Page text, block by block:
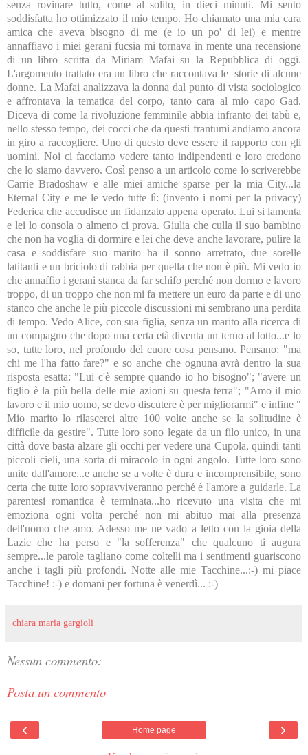
senza rovinare tutto, come al solito, in dieci minuti. Mi sento
soddisfatta ho ottimizzato il mio tempo. Ho chiamato una mia cara
amica che aveva bisogno di me (e io un po' di lei) e mentre
annaffiavo i miei gerani fucsia mi tornava in mente una recensione
di un libro scritta da Miriam Mafai su la Repubblica di oggi.
L'argomento trattato era un libro che raccontava le storie di alcune
donne. La Mafai analizzava la donna dal punto di vista sociologico
e affrontava la tematica del corpo, tanto cara al mio capo Gad.
Diceva di come la rivoluzione femminile abbia infranto dei tabù e,
nello stesso tempo, dei cocci che da questi frantumi andiamo ancora
in giro a raccogliere. Uno di questo deve essere il rapporto con gli
uomini. Noi ci facciamo vedere tanto indipendenti e loro credono
che lo siamo davvero. Così penso a un articolo come lo scriverebbe
Carrie Bradoshaw e alle miei amiche sparse per la mia City...la
Eternal City e me le vedo tutte lì: (invento i nomi per la privacy)
Federica che accudisce un fidanzato appena operato. Lui si lamenta
e lei lo consola o almeno ci prova. Giulia che culla il suo bambino
che non ha voglia di dormire e lei che deve anche lavorare, pulire la
casa e soddisfare suo marito ha il sonno arretrato, due sorelle
latitanti e un briciolo di rabbia per quella che non è più. Mi vedo io
che annaffio i gerani stanca da far schifo perché non dormo e lavoro
troppo, di un troppo che non mi fa mettere un euro da parte e di uno
stanco che anche le più piccole discussioni mi sembrano una perdita
di tempo. Vedo Alice, con sua figlia, senza un marito alla ricerca di
un compagno che dopo una certa età diventa un terno al lotto...e lo
so, tutte loro, nel profondo del cuore cosa pensano. Pensano: "ma
chi me l'ha fatto fare?" e so anche che ognuna avrà dentro la sua
risposta esatta: "Lui c'è sempre quando io ho bisogno"; "avere un
figlio è la più bella delle mie azioni su questa terra"; "Amo il mio
lavoro e il mio uomo, se devo discutere è per migliorarmi" e infine "
Mio marito lo rilascerei altre 100 volte anche se la solitudine è
difficile da gestire". Tutte loro sono legate da un filo unico, in una
città dove basta alzare gli occhi per vedere una Cupola, quindi tanti
piccoli cieli, una sorta di miracolo in ogni angolo. Tutte loro sono
unite dall'amore...e anche se a volte è dura e incomprensibile, sono
certa che tutte loro sopravviveranno perché è l'amore a guidarle. La
parentesi romantica è terminata...ho ricevuto una visita che mi
emoziona ogni volta perché non mi abituo mai alla presenza
dell'uomo che amo. Adesso me ne vado a letto con la gioia della
Lazie che ha perso e "la sofferenza" che qualcuno ti augura
sempre...le parole tagliano come coltelli ma i sentimenti guariscono
anche i tagli più profondi. Notte alle mie Tacchine...:-) mi piace
Tacchine! :-) e domani per fortuna è venerdì... :-)
chiara maria gargioli
Nessun commento:
Posta un commento
‹ ›
Home page